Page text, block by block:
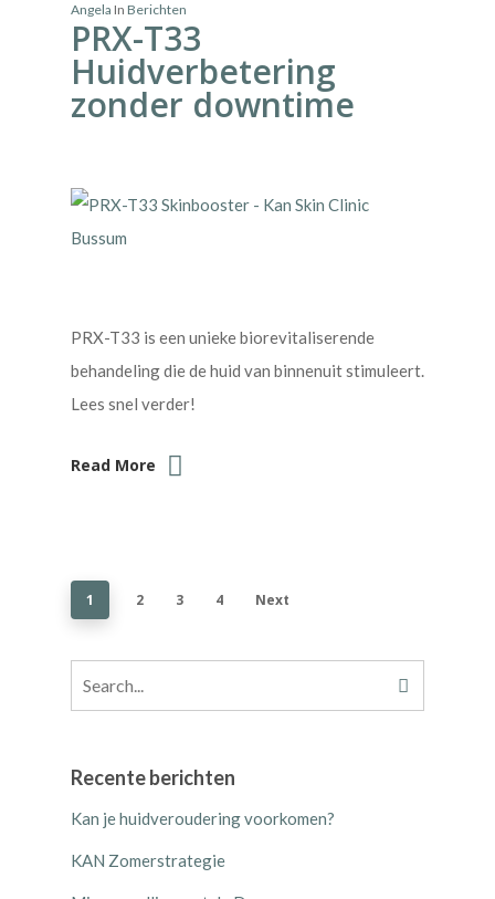
Angela In Berichten
PRX-T33
Huidverbetering
zonder downtime
PRX-T33 is een unieke biorevitaliserende
behandeling die de huid van binnenuit stimuleert.
Lees snel verder!
Read More
1 2 3 4 Next
Recente berichten
Kan je huidveroudering voorkomen?
KAN Zomerstrategie